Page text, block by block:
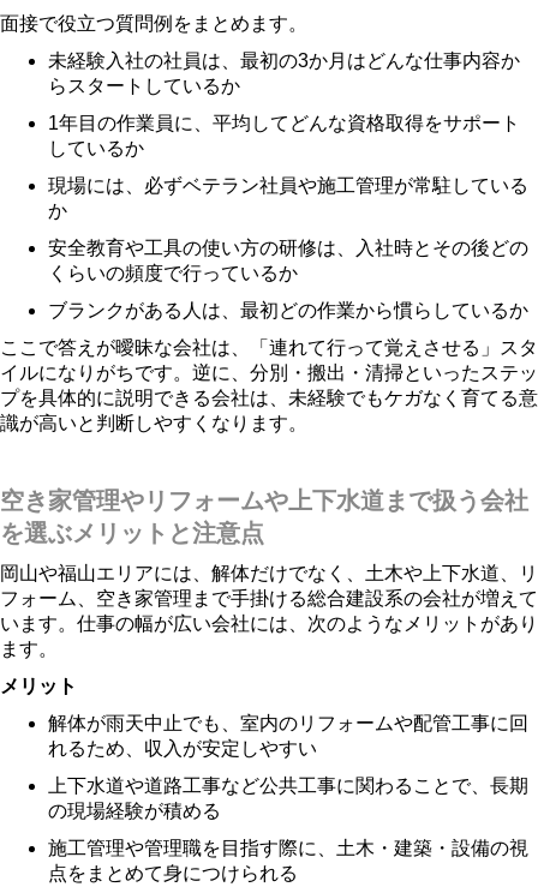
面接で役立つ質問例をまとめます。
未経験入社の社員は、最初の3か月はどんな仕事内容か
らスタートしているか
1年目の作業員に、平均してどんな資格取得をサポート
しているか
現場には、必ずベテラン社員や施工管理が常駐している
か
安全教育や工具の使い方の研修は、入社時とその後どの
くらいの頻度で行っているか
ブランクがある人は、最初どの作業から慣らしているか
ここで答えが曖昧な会社は、「連れて行って覚えさせる」スタ
イルになりがちです。逆に、分別・搬出・清掃といったステッ
プを具体的に説明できる会社は、未経験でもケガなく育てる意
識が高いと判断しやすくなります。
空き家管理やリフォームや上下水道まで扱う会社
を選ぶメリットと注意点
岡山や福山エリアには、解体だけでなく、土木や上下水道、リ
フォーム、空き家管理まで手掛ける総合建設系の会社が増えて
います。仕事の幅が広い会社には、次のようなメリットがあり
ます。
メリット
解体が雨天中止でも、室内のリフォームや配管工事に回
れるため、収入が安定しやすい
上下水道や道路工事など公共工事に関わることで、長期
の現場経験が積める
施工管理や管理職を目指す際に、土木・建築・設備の視
点をまとめて身につけられる